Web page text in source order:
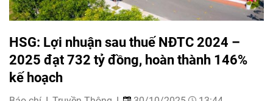
HSG: Lợi nhuận sau thuế NĐTC 2024 –
2025 đạt 732 tỷ đồng, hoàn thành 146%
kế hoạch